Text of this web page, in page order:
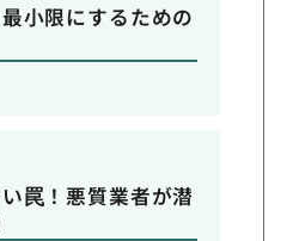
小限にするための
罠！悪質業者が潜